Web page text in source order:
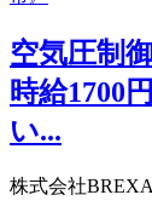
空気圧制
時給1700
い...
株式会社